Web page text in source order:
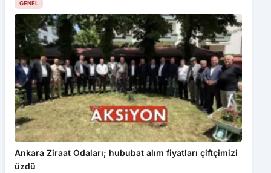
GENEL
Ankara Ziraat Odaları; hububat alım fiyatları çiftçimizi
üzdü